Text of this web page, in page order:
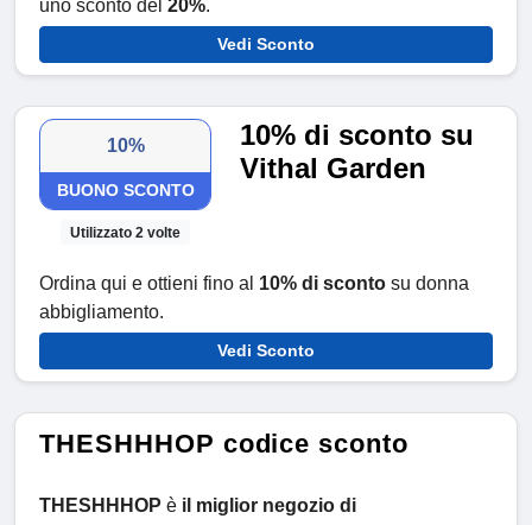
uno sconto del 20%.
Vedi Sconto
10%
BUONO SCONTO
Utilizzato 2 volte
10% di sconto su
Vithal Garden
Ordina qui e ottieni fino al 10% di sconto su donna
abbigliamento.
Vedi Sconto
THESHHHOP codice sconto
THESHHHOP è il miglior negozio di